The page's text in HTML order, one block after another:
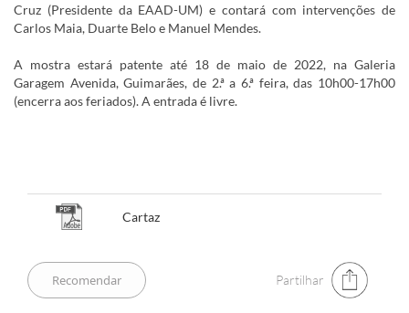
Cruz (Presidente da EAAD-UM) e contará com intervenções de
Carlos Maia, Duarte Belo e Manuel Mendes.
A mostra estará patente até 18 de maio de 2022, na Galeria
Garagem Avenida, Guimarães, de 2.ª a 6.ª feira, das 10h00-17h00
(encerra aos feriados). A entrada é livre.
Cartaz
Partilhar